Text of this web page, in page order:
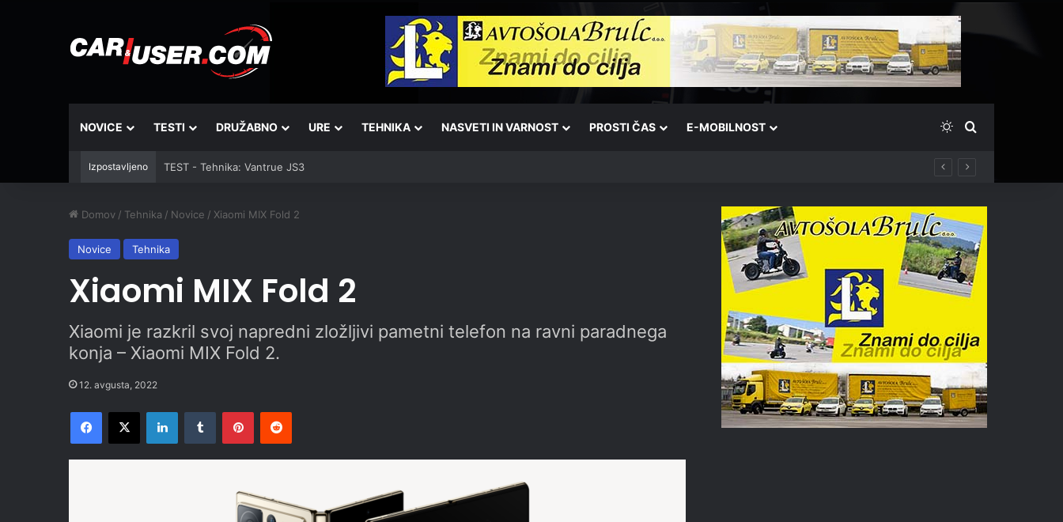
NOVICE TESTI DRUŽABNO URE TEHNIKA NASVETI IN VARNOST PROSTI ČAS E-MOBILNOST Switch skin
Išči
Izpostavljeno TEST - Tehnika: Vantrue JS3
Domov / Tehnika / Novice / Xiaomi MIX Fold 2
Novice Tehnika
Xiaomi MIX Fold 2
Xiaomi je razkril svoj napredni zložljivi pametni telefon na ravni paradnega
konja – Xiaomi MIX Fold 2.
12. avgusta, 2022
Facebook
X LinkedInTumblr PinterestReddit